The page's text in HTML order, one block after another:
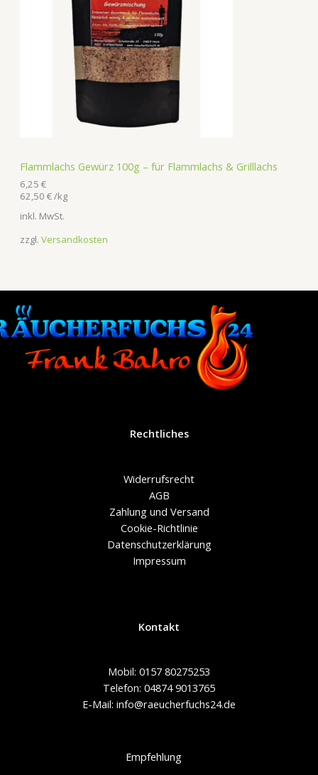
Flammlachs Gewürz 100g – für Flammlachs & Grilllachs
6,25 €
62,50 €/kg
inkl. MwSt.
zzgl. Versandkosten
Rechtliches
Widerrufsrecht
AGB
Zahlung und Versand
Cookie-Richtlinie
Datenschutzerklärung
Impressum
Kontakt
Mobil: 0157 80275253
Telefon: 04874 9013765
E-Mail: info@raeucherfuchs24.de
Empfehlung